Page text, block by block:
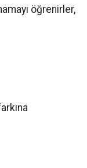
öğrenirler,